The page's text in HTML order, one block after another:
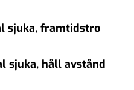
sjuka, framtidstro
sjuka, håll avstånd